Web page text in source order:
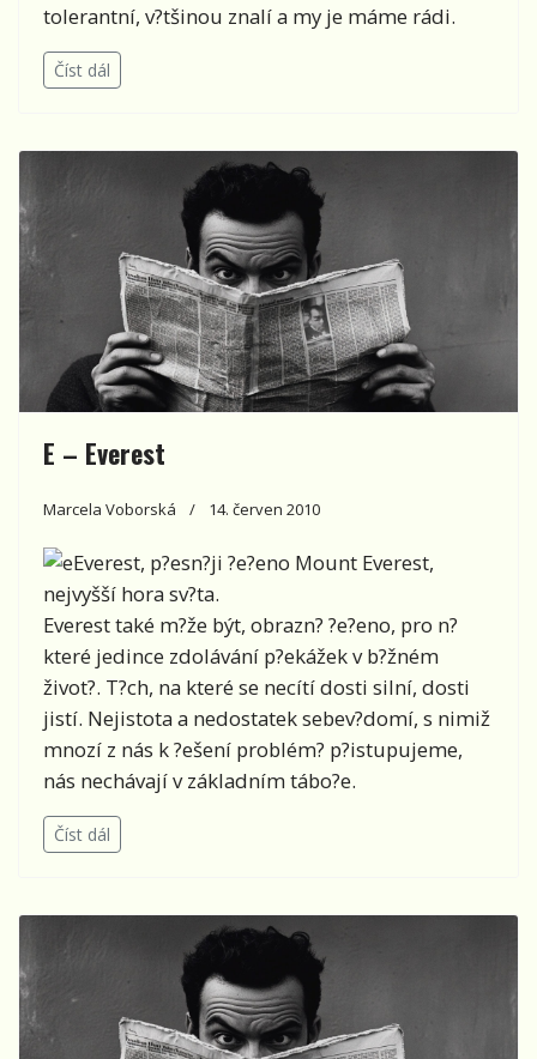
tolerantní, v?tšinou znalí a my je máme rádi.
Číst dál
E – Everest
Marcela Voborská 14. červen 2010
Everest, p?esn?ji ?e?eno Mount Everest,
nejvyšší hora sv?ta.
Everest také m?že být, obrazn? ?e?eno, pro n?
které jedince zdolávání p?ekážek v b?žném
život?. T?ch, na které se necítí dosti silní, dosti
jistí. Nejistota a nedostatek sebev?domí, s nimiž
mnozí z nás k ?ešení problém? p?istupujeme,
nás nechávají v základním tábo?e.
Číst dál